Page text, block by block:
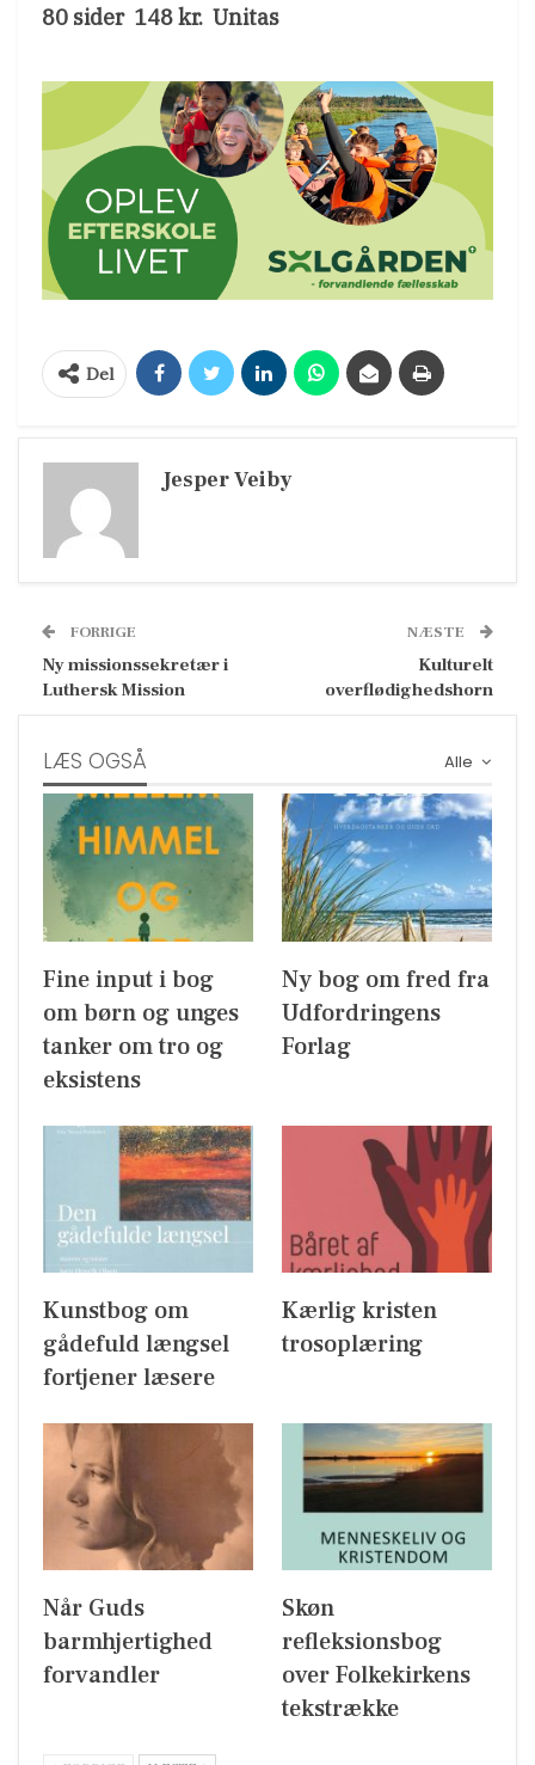
80 sider  148 kr.  Unitas
Del
Jesper Veiby
FORRIGE
Ny missionssekretær i
Luthersk Mission
NÆSTE
Kulturelt
overflødighedshorn
Alle
LÆS OGSÅ
Fine input i bog
om børn og unges
tanker om tro og
eksistens
Ny bog om fred fra
Udfordringens
Forlag
Kunstbog om
gådefuld længsel
fortjener læsere
Kærlig kristen
trosoplæring
Når Guds
barmhjertighed
forvandler
Skøn
refleksionsbog
over Folkekirkens
tekstrække